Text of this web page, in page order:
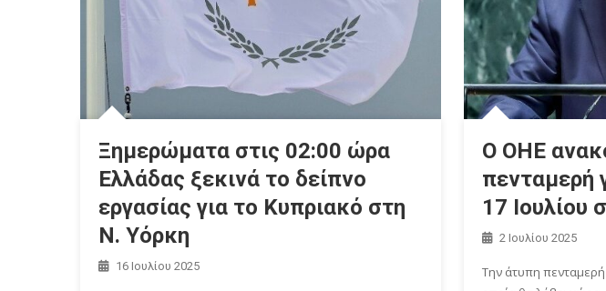
Ξημερώματα στις 02:00 ώρα
Ελλάδας ξεκινά το δείπνο
εργασίας για το Κυπριακό στη
Ν. Υόρκη
16 Ιουλίου 2025
O OHE
πενταμερή
17 Ιουλίου
2 Ιουλίου 2025
Την άτυπη